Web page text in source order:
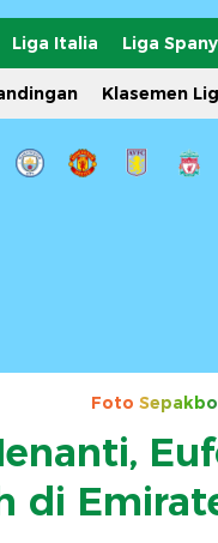
Liga Italia Liga
Klasemen
Foto
di